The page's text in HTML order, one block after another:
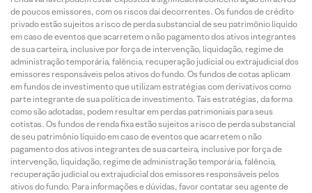
de poucos emissores, com os riscos daí decorrentes. Os fundos de crédito
privado estão sujeitos a risco de perda substancial de seu patrimônio líquido
em caso de eventos que acarretem o não pagamento dos ativos integrantes
de sua carteira, inclusive por força de intervenção, liquidação, regime de
administração temporária, falência, recuperação judicial ou extrajudicial dos
emissores responsáveis pelos ativos do fundo. Os fundos de cotas aplicam
em fundos de investimento que utilizam estratégias com derivativos como
parte integrante de sua política de investimento. Tais estratégias, da forma
como são adotadas, podem resultar em perdas patrimoniais para seus
cotistas. Os fundos de renda fixa estão sujeitos a risco de perda substancial
de seu patrimônio líquido em caso de eventos que acarretem o não
pagamento dos ativos integrantes de sua carteira, inclusive por força de
intervenção, liquidação, regime de administração temporária, falência,
recuperação judicial ou extrajudicial dos emissores responsáveis pelos
ativos do fundo. Para informações e dúvidas, favor contatar seu agente de